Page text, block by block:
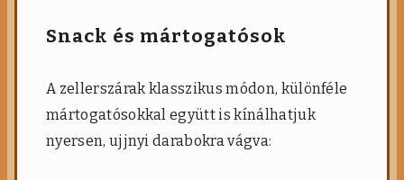
Snack és mártogatósok
A zellerszárak klasszikus módon, különféle
mártogatósokkal együtt is kínálhatjuk
nyersen, ujjnyi darabokra vágva: